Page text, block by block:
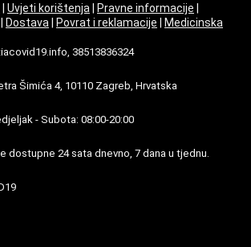
| Uvjeti korištenja | Pravne informacije |
| Dostava | Povrat i reklamacije | Medicinska
38513836324
Šimića 4, 10110 Zagreb, Hrvatska
- Subota: 08:00-20:00
dostupne 24 sata dnevno, 7 dana u tjednu.